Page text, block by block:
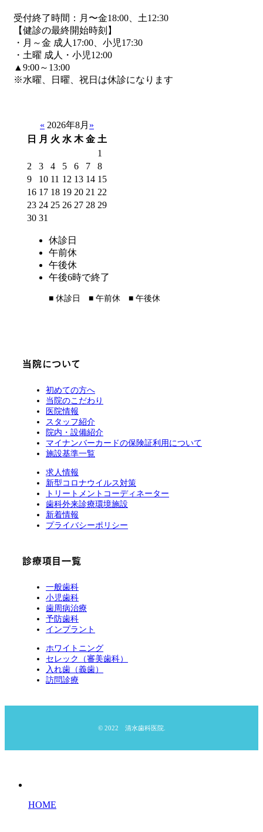
受付終了時間：月〜金18:00、土12:30
【健診の最終開始時刻】
・月～金 成人17:00、小児17:30
・土曜 成人・小児12:00
▲9:00～13:00
※水曜、日曜、祝日は休診になります
« 2026年8月 »
日 月 火 水 木 金 土
1
2
3 4 5 6 7
8
9
10 11 12 13 14 15
16 17 18 19 20 21 22
23 24 25 26 27 28 29
30 31
休診日
午前休
午後休
午後6時で終了
■ 休診日 ■ 午前休 ■ 午後休
当院について
初めての方へ
当院のこだわり
医院情報
スタッフ紹介
院内・設備紹介
マイナンバーカードの保険証利用について
施設基準一覧
求人情報
新型コロナウイルス対策
トリートメントコーディネーター
歯科外来診療環境施設
新着情報
プライバシーポリシー
診療項目一覧
一般歯科
小児歯科
歯周病治療
予防歯科
インプラント
ホワイトニング
セレック（審美歯科）
入れ歯（義歯）
訪問診療
© 2022 清水歯科医院.
HOME